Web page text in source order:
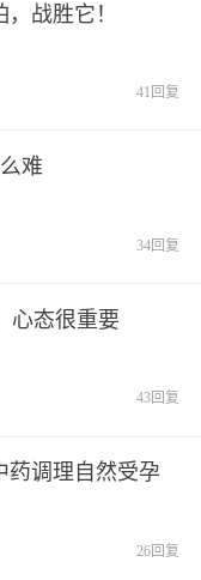
战胜它！
41回复
难
34回复
心态很重要
43回复
药调理自然受孕
26回复